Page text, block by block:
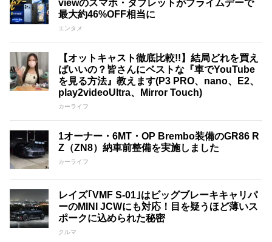
viewのスマホ・タブレットがプライムデーで
最大約46%OFF相当に
エンタメ
【オットキャスト徹底比較!!】結局どれを買え
ばいいの？皆さんにベストな『車でYouTube
を見る方法』教えます(P3 PRO、nano、E2、
play2videoUltra、Mirror Touch)
カーライフ
1オーナー・6MT・OP Brembo装備のGR86 R
Z（ZN8）納車前整備を実施しました
カーライフ
レイズ｢VMF S-01｣はビッグブレーキキャリパ
ーのMINI JCWにも対応！目を疑うほど薄いス
ポークに込められた秘密
クルマ